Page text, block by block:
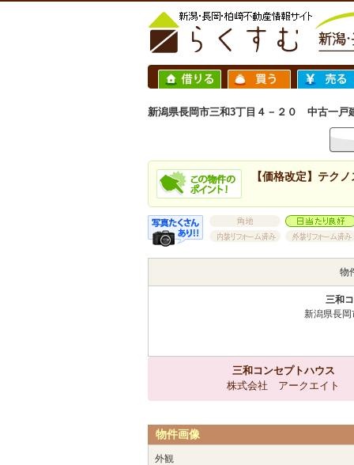
新潟県長岡市三和3丁目４－２０ 中古一戸
【価格改定】テク
物
三和
新潟県長
三和コンセプトハウス
株式会社 アークエイト
物件画像
外観